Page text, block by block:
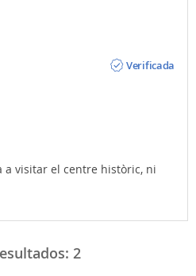
Verificada
a visitar el centre històric, ni
2